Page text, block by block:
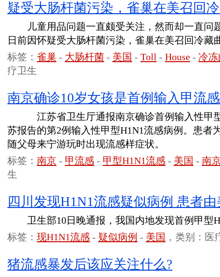
疑受大肠杆菌污染，雀巢在美召回
儿童用品问题一直颇受关注，然而却一直问
日前因怀疑受大肠杆菌污染，雀巢在美召回冷藏
标签： 雀巢 - 大肠杆菌 - 美国 - Toll - House - 冷
疗卫生
南京确诊10岁女孩是首例输入甲流感
江苏省卫生厅通报南京确诊首例输入性甲型
苏报告的第2例输入性甲型H1N1流感病例。患者
随父母来宁游玩时出现流感样症状。
标签： 南京 - 甲流感 - 甲型H1N1流感 - 美国 - 南
生
四川发现H1N1流感疑似病例 患者
卫生部10日晚通报，我国内地发现首例甲型
标签： 现H1N1流感 - 疑似病例 - 美国 ，类别：医
猪流感暴发后该应关注什么?